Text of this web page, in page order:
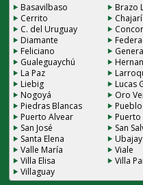
Basavilbaso Brazo
Cerrito
Chajarí
C. del Uruguay
Diamante
Feliciano
Gualeguaychú
La Paz
Liebig
Lucas
Nogoyá
Oro
Piedras Blancas
Puerto Alvear
Puerto
San José
San
Santa Elena
Ubajay
Valle María
Viale
Villa Elisa
Villa
Villaguay